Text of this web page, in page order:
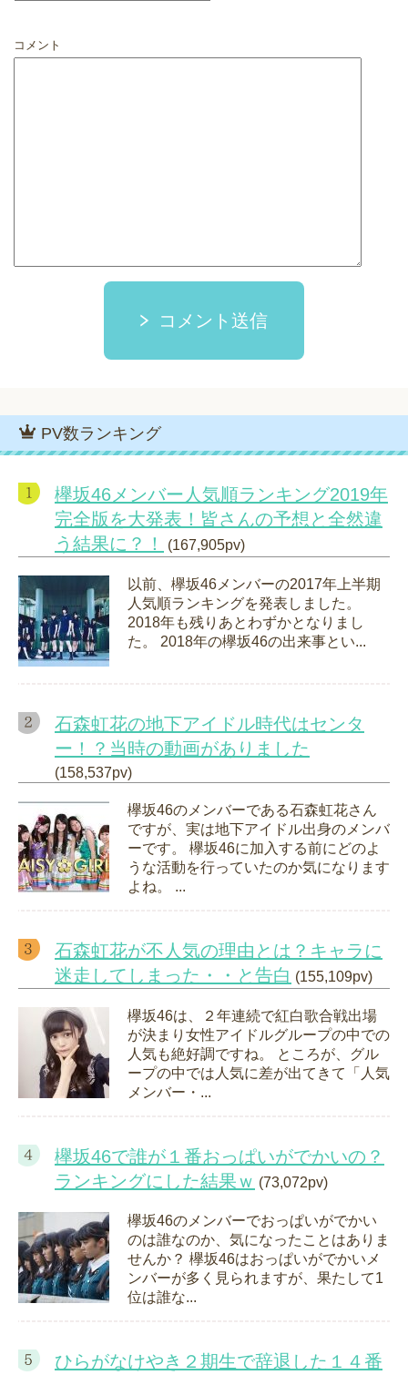
コメント
コメント送信
PV数ランキング
欅坂46メンバー人気順ランキング2019年
完全版を大発表！皆さんの予想と全然違
う結果に？！
(167,905pv)
以前、欅坂46メンバーの2017年上半期
人気順ランキングを発表しました。
2018年も残りあとわずかとなりまし
た。 2018年の欅坂46の出来事とい...
石森虹花の地下アイドル時代はセンタ
ー！？当時の動画がありました
(158,537pv)
欅坂46のメンバーである石森虹花さん
ですが、実は地下アイドル出身のメンバ
ーです。 欅坂46に加入する前にどのよ
うな活動を行っていたのか気になります
よね。 ...
石森虹花が不人気の理由とは？キャラに
迷走してしまった・・と告白 (155,109pv)
欅坂46は、２年連続で紅白歌合戦出場
が決まり女性アイドルグループの中での
人気も絶好調ですね。 ところが、グル
ープの中では人気に差が出てきて「人気
メンバー・...
欅坂46で誰が１番おっぱいがでかいの？
ランキングにした結果ｗ (73,072pv)
欅坂46のメンバーでおっぱいがでかい
のは誰なのか、気になったことはありま
せんか？ 欅坂46はおっぱいがでかいメ
ンバーが多く見られますが、果たして1
位は誰な...
ひらがなけやき２期生で辞退した１４番